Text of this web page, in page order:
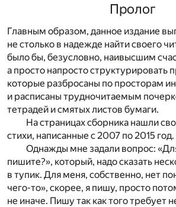
Пролог
Главным образом, данное издание
не столько в надежде найти своего
было бы, безусловно, наивысшим
а просто напросто структурировать
которые разбросаны по просторам
и расписаны трудночитаемым
тетрадей и смятых листов бумаги.
На страницах сборника нашли
стихи, написанные с 2007 по 2015 год.
Однажды мне задали вопрос:
пишите?», который, надо сказать
в тупик. Для меня, собственно, нет
чего-то», скорее, я пишу, просто
не иначе. Пишу так как того требует